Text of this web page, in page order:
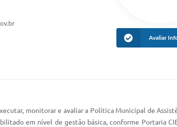
Avaliar
monitorar e avaliar a Política Municipal de
em nível de gestão básica, conforme Portaria